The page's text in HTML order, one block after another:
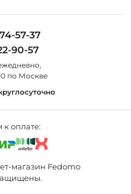
57-37
90-57
по Москве
оплате:
магазин Fedomo